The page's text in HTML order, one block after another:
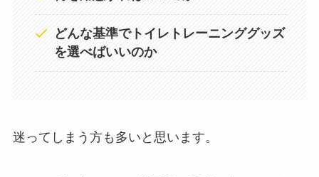
どんな基準でトイレトレーニンググッズ
を選べばいいのか
迷ってしまう方も多いと思います。